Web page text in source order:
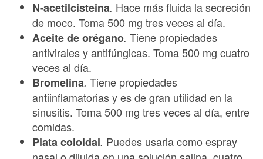
N-acetilcisteina. Hace más fluida la secreción
de moco. Toma 500 mg tres veces al día.
Aceite de orégano. Tiene propiedades
antivirales y antifúngicas. Toma 500 mg cuatro
veces al día.
Bromelina. Tiene propiedades
antiinflamatorias y es de gran utilidad en la
sinusitis. Toma 500 mg tres veces al día, entre
comidas.
Plata coloidal. Puedes usarla como espray